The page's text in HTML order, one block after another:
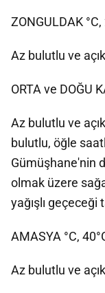
ZONGULDAK °C,
Az bulutlu ve açık
ORTA ve DOĞU
Az bulutlu ve
bulutlu, öğle
Gümüşhane'nin
olmak üzere
yağışlı
AMASYA °C,
Az bulutlu ve açık